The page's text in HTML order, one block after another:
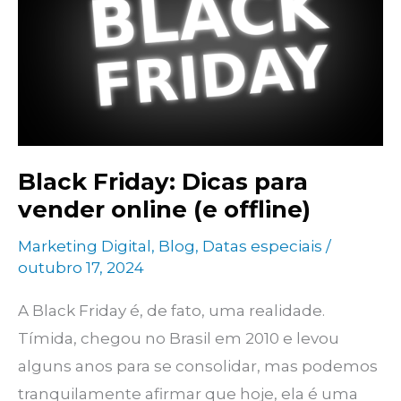
revolucionando
Black Friday: Dicas para
vender online (e offline)
Marketing Digital , Blog, Datas especiais /
outubro 17, 2024
A Black Friday é, de fato, uma realidade.
Tímida, chegou no Brasil em 2010 e levou
alguns anos para se consolidar, mas podemos
tranquilamente afirmar que hoje, ela é uma